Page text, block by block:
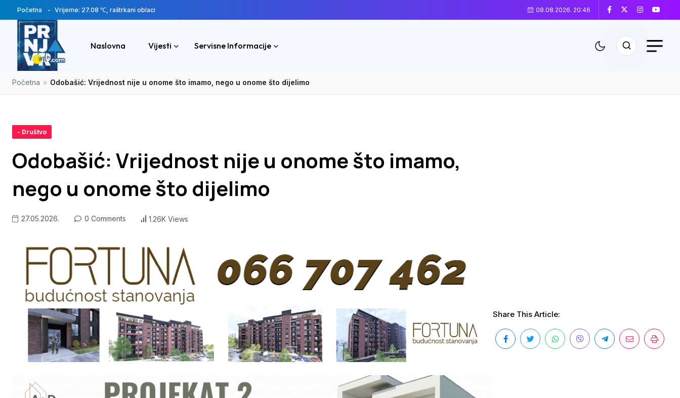
Početna Vrijeme: 27.08 ℃, raštrkani oblaci 08.08.2026. 20:46
Naslovna Vijesti Servisne Informacije
Početna » Odobašić: Vrijednost nije u onome što imamo, nego u onome što dijelimo
- Društvo
Odobašić: Vrijednost nije u onome što imamo,
nego u onome što dijelimo
27.05.2026. 0 Comments 1.26K Views
Share This Article: